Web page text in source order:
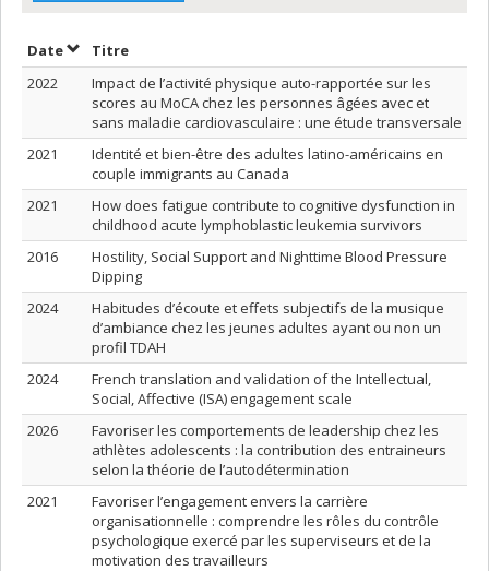
DateTrier par date en ordre décroissant
Titre
2022
Impact de l’activité physique auto-rapportée sur les
scores au MoCA chez les personnes âgées avec et
sans maladie cardiovasculaire : une étude transversale
2021
Identité et bien-être des adultes latino-américains en
couple immigrants au Canada
2021
How does fatigue contribute to cognitive dysfunction in
childhood acute lymphoblastic leukemia survivors
2016
Hostility, Social Support and Nighttime Blood Pressure
Dipping
2024
Habitudes d’écoute et effets subjectifs de la musique
d’ambiance chez les jeunes adultes ayant ou non un
profil TDAH
2024
French translation and validation of the Intellectual,
Social, Affective (ISA) engagement scale
2026
Favoriser les comportements de leadership chez les
athlètes adolescents : la contribution des entraineurs
selon la théorie de l’autodétermination
2021
Favoriser l’engagement envers la carrière
organisationnelle : comprendre les rôles du contrôle
psychologique exercé par les superviseurs et de la
motivation des travailleurs